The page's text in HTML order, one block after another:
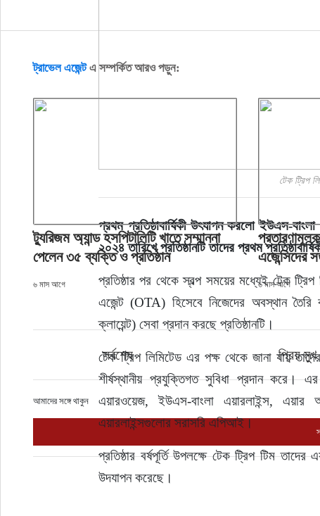
টেক ট্রিপ
প্রথম প্রতিষ্ঠাবার্ষিকী উৎযাপন করলো ইউএস-
২০২৪ তারিখে প্রতিষ্ঠানটি তাদের প্রথম
প্রতিষ্ঠার পর থেকে স্বল্প সময়ের মধ্যেই টেক
এজেন্ট (OTA) হিসেবে নিজেদের অবস্থান
ক্লায়েন্ট) সেবা প্রদান করছে প্রতিষ্ঠানটি।
টেক ট্রিপ লিমিটেড এর পক্ষ থেকে জানা যায় তাদের
শীর্ষস্থানীয় প্রযুক্তিগত সুবিধা প্রদান করে।
এয়ারওয়েজ, ইউএস-বাংলা এয়ারলাইন্স, এয়ার
এয়ারলাইন্সগুলোর সরাসরি এপিআই।
প্রতিষ্ঠার বর্ষপূর্তি উপলক্ষে টেক ট্রিপ টিম
উদযাপন করেছে।
ট্রাভেল এজেন্টএ সম্পর্কিত আরও পড়ুন:
ট্যুরিজম অ্যান্ড হসপিটালিটি খাতে সম্মাননা
পেলেন ৩৫ ব্যক্তি ও প্রতিষ্ঠান
৬ মাস আগে
প্রতারণামূলক
এজেন্সিদের
৬ মাস আগে
সর্বশেষ প্রিয় মুখ
আমাদের সঙ্গে থাকুন